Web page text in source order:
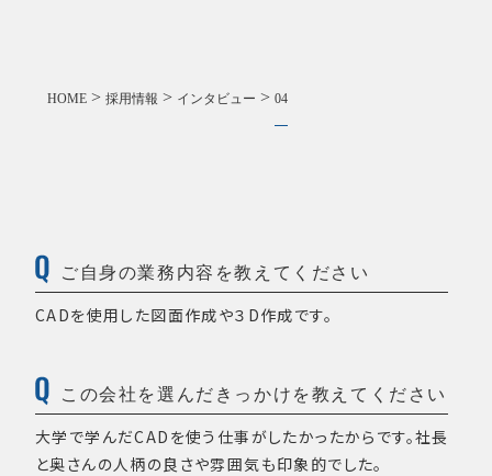
HOME> 採用情報 > インタビュー > 04
ご自身の業務内容を教えてください
CADを使用した図面作成や３D作成です。
この会社を選んだきっかけを教えてください
大学で学んだCADを使う仕事がしたかったからです。社長
と奥さんの人柄の良さや雰囲気も印象的でした。